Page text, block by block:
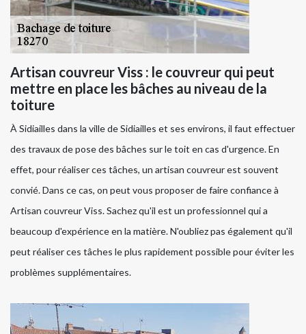
Artisan couvreur Viss : le couvreur qui peut
mettre en place les bâches au niveau de la
toiture
À Sidiailles dans la ville de Sidiailles et ses environs, il faut effectuer
des travaux de pose des bâches sur le toit en cas d'urgence. En
effet, pour réaliser ces tâches, un artisan couvreur est souvent
convié. Dans ce cas, on peut vous proposer de faire confiance à
Artisan couvreur Viss. Sachez qu'il est un professionnel qui a
beaucoup d'expérience en la matière. N'oubliez pas également qu'il
peut réaliser ces tâches le plus rapidement possible pour éviter les
problèmes supplémentaires.